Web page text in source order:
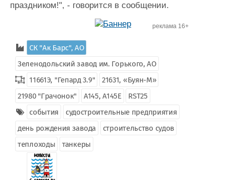
праздником!", - говорится в сообщении.
реклама 16+
СК "Ак Барс", АО
Зеленодольский завод им. Горького, АО
11661Э, "Гепард 3.9"
21631, «Буян-М»
21980 "Грачонок"
A145, А145Е
RST25
события
судостроительные предприятия
день рождения завода
строительство судов
теплоходы
танкеры